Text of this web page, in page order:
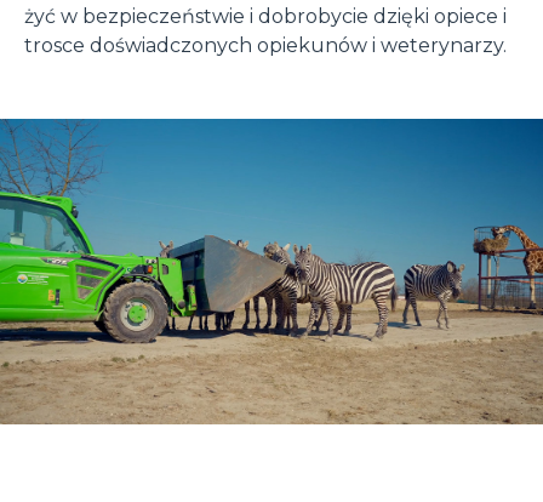
żyć w bezpieczeństwie i dobrobycie dzięki opiece i
trosce doświadczonych opiekunów i weterynarzy.